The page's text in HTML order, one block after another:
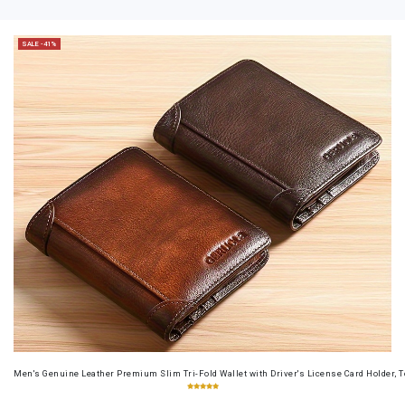
SALE -41%
Men's Genuine Leather Premium Slim Tri-Fold Wallet with Driver's License Card Holder,